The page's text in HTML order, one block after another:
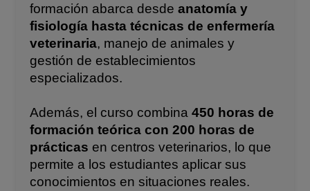
formación abarca desdeanatomía y
fisiología hasta técnicas de enfermería
veterinaria, manejo de animales y
gestión de establecimientos
especializados.
Además, el curso combina450 horas de
formación teórica con 200 horas de
prácticas en centros veterinarios, lo que
permite a los estudiantes aplicar sus
conocimientos en situaciones reales.